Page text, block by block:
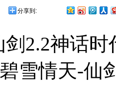
分享到:
剑2.2神话
雪情天-仙